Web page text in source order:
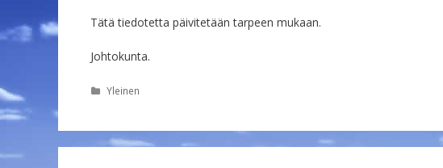
Tätä tiedotetta päivitetään tarpeen mukaan.
Johtokunta.
Kategoriat
Yleinen